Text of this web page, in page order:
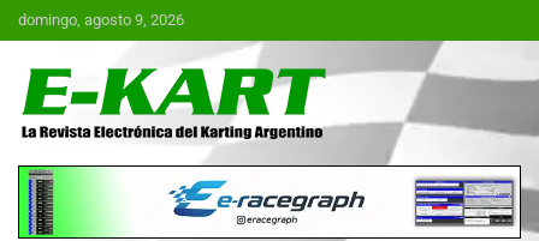
Saltar
al
domingo, agosto 9, 2026
E-Kart.com.ar | La Revista
Electrónica del Karting en